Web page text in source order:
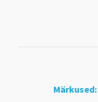
Märkused: